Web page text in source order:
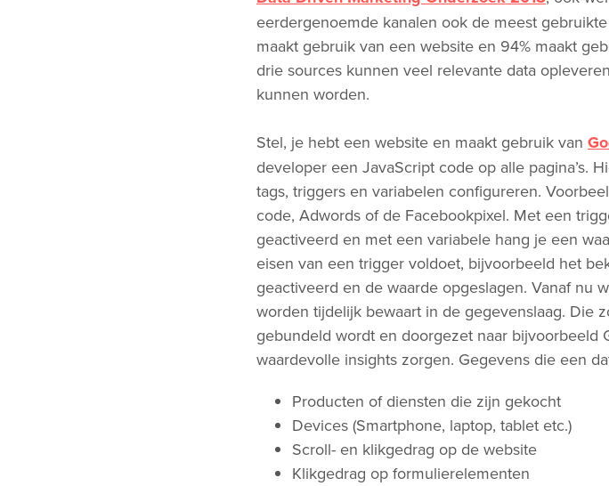
eerdergenoemde kanalen ook de meest
maakt gebruik van een website en 94% maakt
drie sources kunnen veel relevante data
kunnen worden.
Stel, je hebt een website en maakt gebruik van
developer een JavaScript code op alle pagina’s.
tags, triggers en variabelen configureren.
code, Adwords of de Facebookpixel. Met een
geactiveerd en met een variabele hang je een
eisen van een trigger voldoet, bijvoorbeeld het
geactiveerd en de waarde opgeslagen. Vanaf nu
worden tijdelijk bewaart in de gegevenslaag. Die
gebundeld wordt en doorgezet naar bijvoorbeeld
waardevolle insights zorgen. Gegevens die een
Producten of diensten die zijn gekocht
Devices (Smartphone, laptop, tablet etc.)
Scroll- en klikgedrag op de website
Klikgedrag op formulierelementen